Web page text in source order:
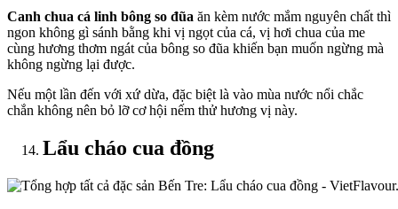
Canh chua cá linh bông so đũa ăn kèm nước mắm nguyên chất thì
ngon không gì sánh bằng khi vị ngọt của cá, vị hơi chua của me
cùng hương thơm ngát của bông so đũa khiến bạn muốn ngừng mà
không ngừng lại được.
Nếu một lần đến với xứ dừa, đặc biệt là vào mùa nước nổi chắc
chắn không nên bỏ lỡ cơ hội nếm thử hương vị này.
Lẩu cháo cua đồng